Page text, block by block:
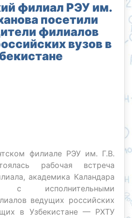
филиал РЭУ им.
посетили
филиалов
вузов в
филиале РЭУ им. Г.В.
рабочая встреча
академика Каландара
с исполнительными
ведущих российских
в Узбекистане — РХТУ